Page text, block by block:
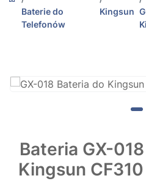
Baterie do
Telefonów
Kingsun
Bateria GX-
Kingsun